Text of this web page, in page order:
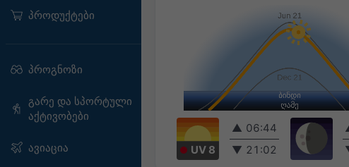
პროდუქტები
პროგნოზი
გარე და სპორტული
აქტივობები
ავიაცია UV 8
▲ 06:44
▼ 21:02